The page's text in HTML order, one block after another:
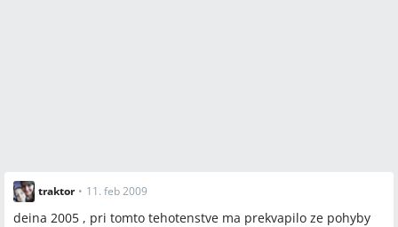
traktor • 11. feb 2009
deina 2005 , pri tomto tehotenstve ma prekvapilo ze pohyby